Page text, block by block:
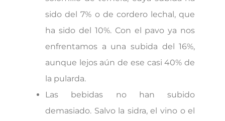
sido del 7% o de cordero lechal, que
ha sido del 10%. Con el pavo ya nos
enfrentamos a una subida del 16%,
aunque lejos aún de ese casi 40% de
la pularda.
Las bebidas no han subido
demasiado. Salvo la sidra, el vino o el